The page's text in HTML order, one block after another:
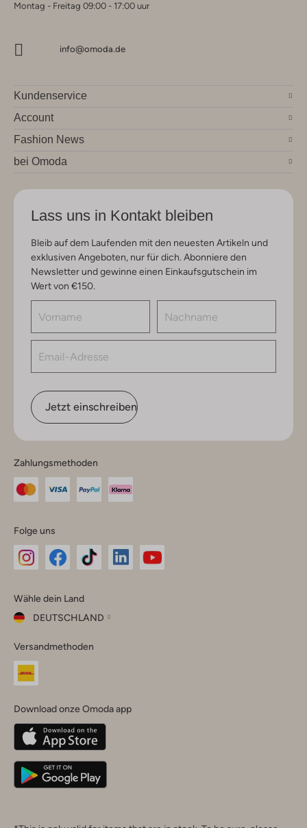
Montag - Freitag 09:00 - 17:00 uur
info@omoda.de
Kundenservice
Account
Fashion News
bei Omoda
Lass uns in Kontakt bleiben
Bleib auf dem Laufenden mit den neuesten Artikeln und
exklusiven Angeboten, nur für dich. Abonniere den
Newsletter und gewinne einen Einkaufsgutschein im
Wert von €150.
Jetzt einschreiben
Zahlungsmethoden
Folge uns
Instagram
Facebook
TikTok
Wähle dein Land
DEUTSCHLAND
dein
Land
Belgique(Français)
Deutschland
Versandmethoden
Download onze Omoda app